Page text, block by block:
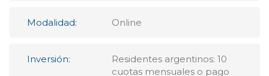
Modalidad: Online
Inversión:
Residentes argentinos: 10
cuotas mensuales o pago